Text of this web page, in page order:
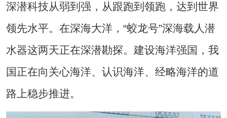
深潜科技从弱到强，从跟跑到领跑，达到世界
领先水平。在深海大洋，“蛟龙号”深海载人潜
水器这两天正在深潜勘探。建设海洋强国，我
国正在向关心海洋、认识海洋、经略海洋的道
路上稳步推进。